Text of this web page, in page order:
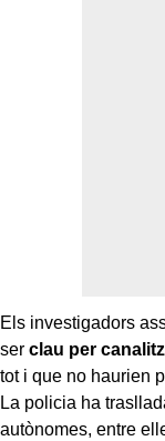
Els investigadors
ser clau per
tot i que no haurien
La policia ha
autònomes, entre